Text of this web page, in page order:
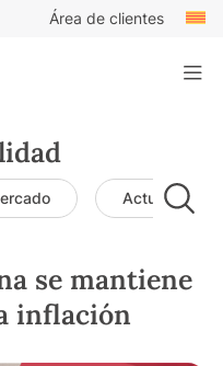
Área de clientes
Actualidad
se mantiene
inflación